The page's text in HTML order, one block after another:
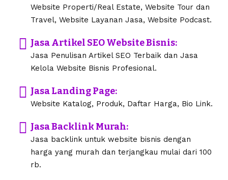
Website Properti/Real Estate, Website Tour dan
Travel, Website Layanan Jasa, Website Podcast.
Jasa Artikel SEO Website Bisnis:
Jasa Penulisan Artikel SEO Terbaik dan Jasa
Kelola Website Bisnis Profesional.
Jasa Landing Page:
Website Katalog, Produk, Daftar Harga, Bio Link.
Jasa Backlink Murah:
Jasa backlink untuk website bisnis dengan
harga yang murah dan terjangkau mulai dari 100
rb.